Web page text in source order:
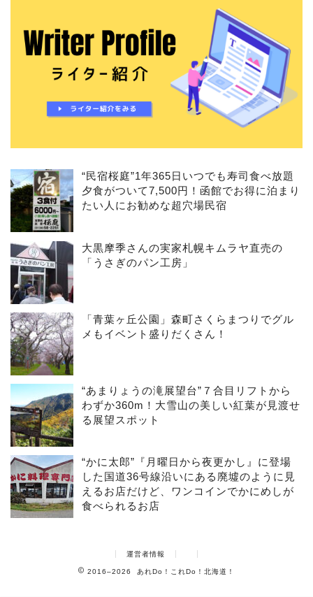
“民宿桜庭”1年365日いつでも寿司食べ放題
夕食がついて7,500円！函館でお得に泊まり
たい人にお勧めな超穴場民宿
大黒摩季さんの実家札幌キムラヤ直売の
「うさぎのパン工房」
「青葉ヶ丘公園」森町さくらまつりでグル
メもイベント盛りだくさん！
“あまりょうの滝展望台”７合目リフトから
わずか360m！大雪山の美しい紅葉が見渡せ
る展望スポット
“かに太郎”『月曜日から夜更かし』に登場
した国道36号線沿いにある廃墟のように見
えるお店だけど、ワンコインでかにめしが
食べられるお店
運営者情報
2016–2026 あれDo！これDo！北海道！